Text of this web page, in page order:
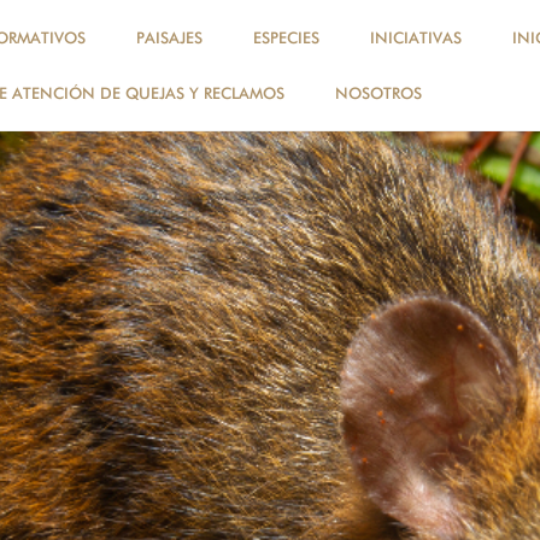
PAISAJES ESPECIES INICIATIVAS
ATENCIÓN DE QUEJAS Y RECLAMOS NOSOTROS